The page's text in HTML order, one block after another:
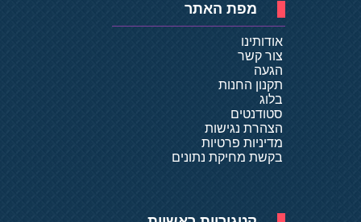
מפת האתר
אודותינו
צור קשר
הגעה
תקנון החנות
בלוג
סטודנטים
הצהרת נגישות
מדיניות פרטיות
בקשת מחיקת נתונים